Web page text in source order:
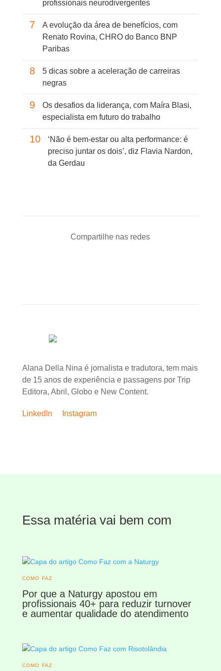
profissionais neurodivergentes
7
A evolução da área de benefícios, com
Renato Rovina, CHRO do Banco BNP
Paribas
8
5 dicas sobre a aceleração de carreiras
negras
9
Os desafios da liderança, com Maíra Blasi,
especialista em futuro do trabalho
10
‘Não é bem-estar ou alta performance: é
preciso juntar os dois’, diz Flavia Nardon,
da Gerdau
Compartilhe nas redes
Alana Della Nina é jornalista e tradutora, tem mais
de 15 anos de experiência e passagens por Trip
Editora, Abril, Globo e New Content.
LinkedIn Instagram
Essa matéria vai bem com
COMO FAZ
Por que a Naturgy apostou em
profissionais 40+ para reduzir turnover
e aumentar qualidade do atendimento
COMO FAZ